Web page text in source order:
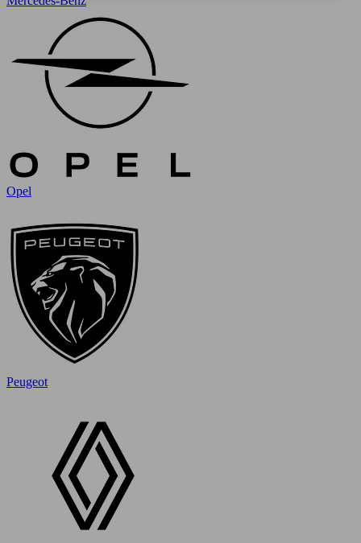
Opel
Peugeot